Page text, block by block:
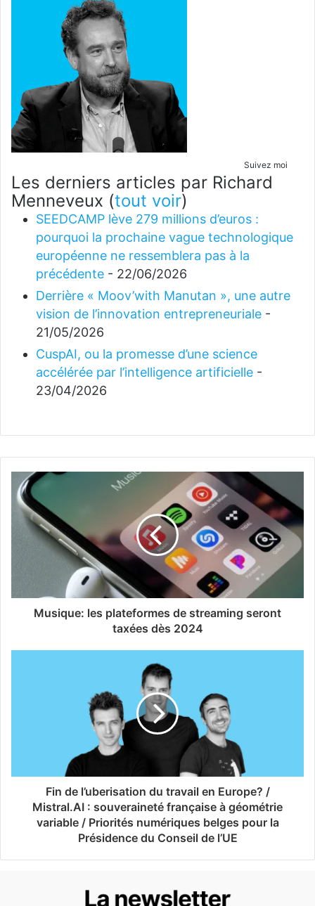
Suivez moi
Les derniers articles par Richard
Menneveux (tout voir)
SEEDCAMP lève 279 millions d’euros :
pourquoi la prochaine vague technologique
européenne ne ressemblera pas à la
précédente - 22/06/2026
Derrière « Moov’with Manutan », une autre
vision de l’innovation entrepreneuriale -
21/05/2026
CuspAI, ou la promesse d’une science
accélérée par l’intelligence artificielle -
23/04/2026
Musique: les plateformes de streaming seront
taxées dès 2024
Fin de l’uberisation du travail en Europe? /
Mistral.AI : souveraineté française à géométrie
variable / Priorités numériques belges pour la
Présidence du Conseil de l’UE